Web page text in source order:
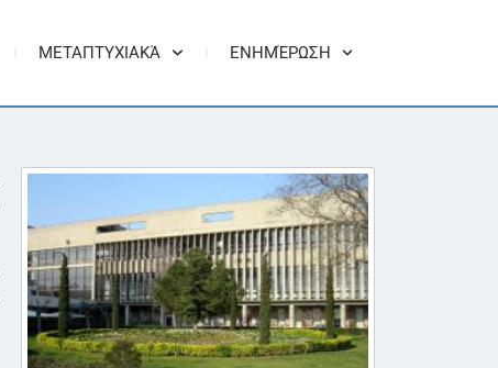
ΜΕΤΑΠΤΥΧΙΑΚΆ ΕΝΗΜΈΡΩΣΗ